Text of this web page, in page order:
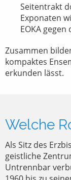
Seitentrakt
Exponaten
EOKA
Zusammen
kompaktes
erkunden lässt.
Welche
Als Sitz des
geistliche
Untrennbar